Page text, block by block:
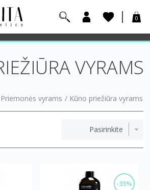
0
VYRAMS
Priemonės vyrams / Kūno priežiūra vyrams
-35%